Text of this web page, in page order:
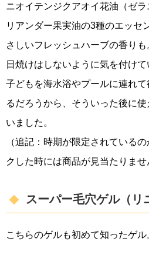
ニオイテンジクアオイ花油（ゼ
リアンダー果実油の3種のエッセ
さしいフレッシュハーブの香りも
日焼けはしないように気を付け
子どもを海水浴やプールに連れて
るだろうから、そういった後に
いました。
（追記：時期が限定されている
クした時には商品が見当たりませ
スーパー毛穴ゲル（リ
こちらのゲルも初めて知ったゲル